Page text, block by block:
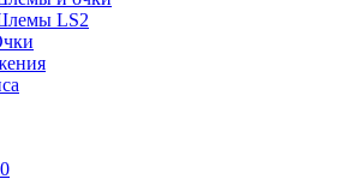
LS2
0